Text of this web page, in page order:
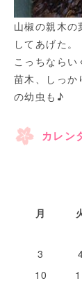
山椒の親木の
してあげた。
こっちなら
苗木、しっか
の幼虫も♪
カレン
月
3
10